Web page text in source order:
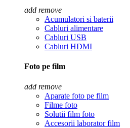
add remove
Acumulatori si baterii
Cabluri alimentare
Cabluri USB
Cabluri HDMI
Foto pe film
add remove
Aparate foto pe film
Filme foto
Solutii film foto
Accesorii laborator film